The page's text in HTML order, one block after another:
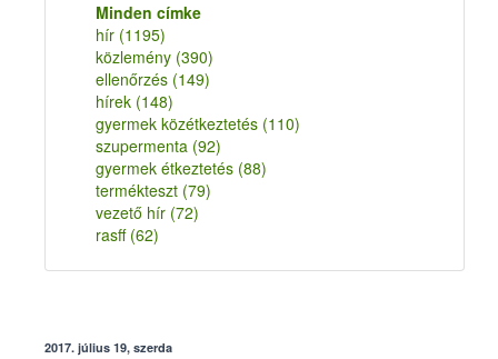
Minden címke
hír (1195)
közlemény (390)
ellenőrzés (149)
hírek (148)
gyermek közétkeztetés (110)
szupermenta (92)
gyermek étkeztetés (88)
termékteszt (79)
vezető hír (72)
rasff (62)
2017. július 19, szerda